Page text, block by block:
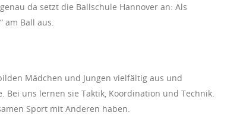
da setzt die Ballschule Hannover an: Als
Ball aus.
Mädchen und Jungen vielfältig aus und
uns lernen sie Taktik, Koordination und Technik.
Sport mit Anderen haben.